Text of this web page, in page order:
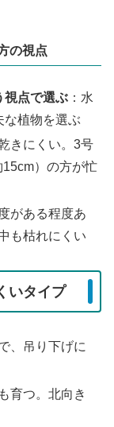
の視点
視点で選ぶ ：水
な植物を選ぶ
きにくい。3号
）の方が忙
がある程度あ
も枯れにくい
いタイプ
、吊り下げに
育つ。北向き